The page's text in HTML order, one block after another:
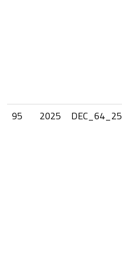
95
2025 DEC_64_25